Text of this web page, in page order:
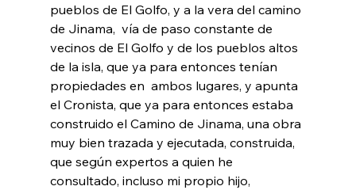
pueblos de El Golfo, y a la vera del camino
de Jinama,  vía de paso constante de
vecinos de El Golfo y de los pueblos altos
de la isla, que ya para entonces tenían
propiedades en  ambos lugares, y apunta
el Cronista, que ya para entonces estaba
construido el Camino de Jinama, una obra
muy bien trazada y ejecutada, construida,
que según expertos a quien he
consultado, incluso mi propio hijo,